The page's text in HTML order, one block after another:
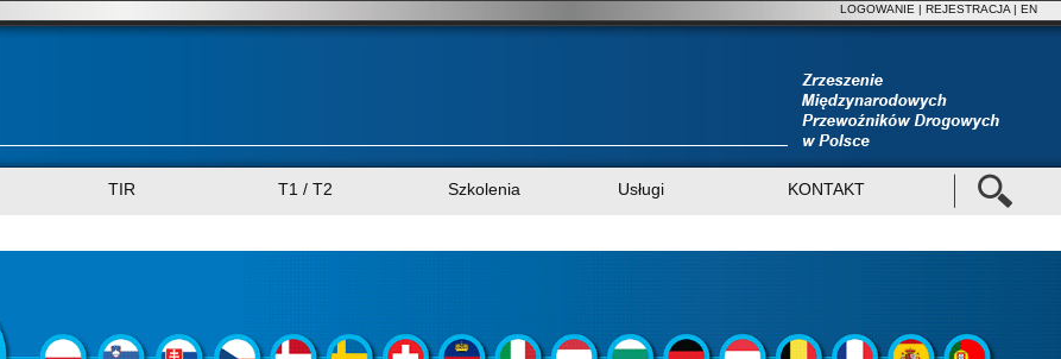
LOGOWANIE | REJESTRACJA | EN
TIR T1 / T2 Szkolenia Usługi KONTAKT